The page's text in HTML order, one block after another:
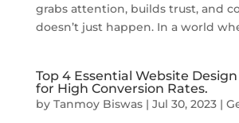
grabs attention, builds trust, and
doesn’t just happen. In a world
Top 4 Essential Website
for High Conversion Rates.
by Tanmoy Biswas| Jul 30, 2023|